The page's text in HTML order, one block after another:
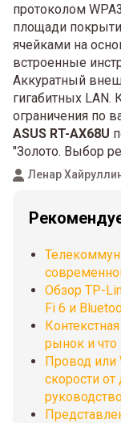
протоколом
площади
ячейками на
встроенные
Аккуратный
гигабитных
ограничения по
ASUS RT-AX68U
"Золото. Выбор
Ленар
Обзор TP-
Fi 6 и
рынок и
Провод или
скорости